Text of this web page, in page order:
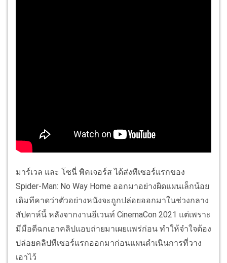
มาร์เวล และ โซนี่ พิคเจอร์ส ได้ส่งทีเซอร์แรกของ
Spider-Man: No Way Home ออกมาอย่างผิดแผนเล็กน้อย
เดิมทีคาดว่าตัวอย่างหนังจะถูกปล่อยออกมาในช่วงกลาง
สัปดาห์นี้ หลังจากงานอีเวนท์ CinemaCon 2021 แต่เพราะ
มีมือดีฉกเอาคลิปแอบถ่ายมาเผยแพร่ก่อน ทำให้จำใจต้อง
ปล่อยคลิปทีเซอร์แรกออกมาก่อนแผนดำเนินการที่วาง
เอาไว้